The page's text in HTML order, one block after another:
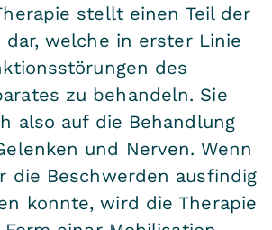
stellt einen Teil der
dar, welche in erster Linie
des
zu behandeln. Sie
also auf die Behandlung
und Nerven. Wenn
die Beschwerden ausfindig
konnte, wird die Therapie